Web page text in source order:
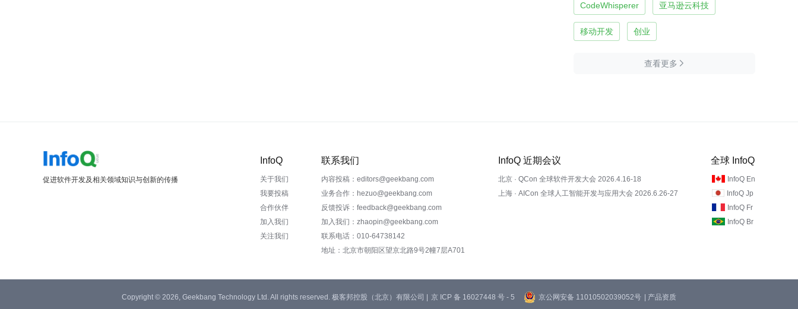
CodeWhisperer 亚马逊云科技
移动开发 创业
查看更多 
促进软件开发及相关领域知识与创新的传播
InfoQ
关于我们
我要投稿
合作伙伴
加入我们
关注我们
联系我们
内容投稿：editors@geekbang.com
业务合作：hezuo@geekbang.com
反馈投诉：feedback@geekbang.com
加入我们：zhaopin@geekbang.com
联系电话：010-64738142
地址：北京市朝阳区望京北路9号2幢7层A701
InfoQ 近期会议
北京 · QCon 全球软件开发大会 2026.4.16-18
上海 · AICon 全球人工智能开发与应用大会 2026.6.26-27
全球 InfoQ
InfoQ En
InfoQ Jp
InfoQ Fr
InfoQ Br
Copyright © 2026, Geekbang Technology Ltd. All rights reserved. 极客邦控股（北京）有限公司 | 京 ICP 备 16027448 号 - 5 京公网安备 11010502039052号 | 产品资质